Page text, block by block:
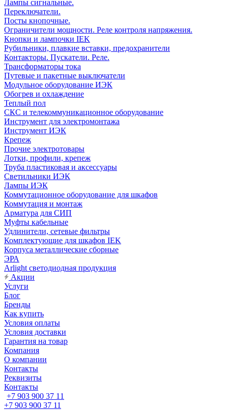
Лампы сигнальные.
Переключатели.
Посты кнопочные.
Ограничители мощности. Реле контроля напряжения.
Кнопки и лампочки IEK
Рубильники, плавкие вставки, предохранители
Контакторы. Пускатели. Реле.
Трансформаторы тока
Путевые и пакетные выключатели
Модульное оборудование ИЭК
Обогрев и охлаждение
Теплый пол
СКС и телекоммуникационное оборудование
Инструмент для электромонтажа
Инструмент ИЭК
Крепеж
Прочие электротовары
Лотки, профили, крепеж
Труба пластиковая и аксессуары
Светильники ИЭК
Лампы ИЭК
Коммутационное оборудование для шкафов
Коммутация и монтаж
Арматура для СИП
Муфты кабельные
Удлинители, сетевые фильтры
Комплектующие для шкафов IEK
Корпуса металлические сборные
ЭРА
Arlight светодиодная продукция
Акции
Услуги
Блог
Бренды
Как купить
Условия оплаты
Условия доставки
Гарантия на товар
Компания
О компании
Контакты
Реквизиты
Контакты
+7 903 900 37 11
+7 903 900 37 11